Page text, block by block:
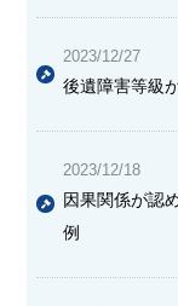
2023/12/27
後遺障害等級
2023/12/18
因果関係が認
例